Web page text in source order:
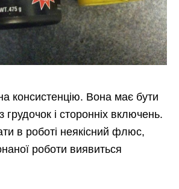
консистенцію. Вона має бути
і сторонніх включень.
в роботі неякісний флюс,
роботи виявиться